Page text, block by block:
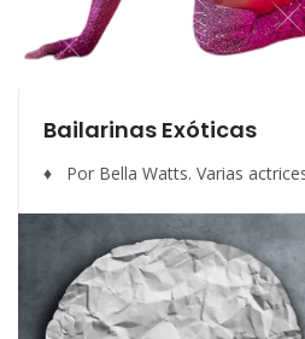
Bailarinas Exóticas
♦ Por Bella Watts. Varias